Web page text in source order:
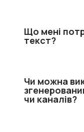
Що мені
текст?
Чи можна
чи каналів?